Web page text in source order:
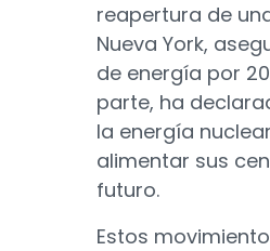
reapertura de
Nueva York,
de energía por
parte, ha
la energía
alimentar sus
futuro.
Estos